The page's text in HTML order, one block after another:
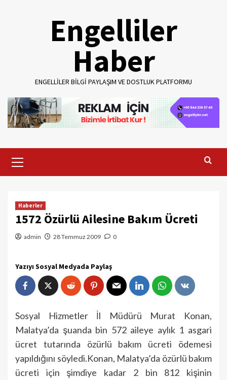
Engelliler
Haber
ENGELLILER BILGI PAYLAŞIM VE DOSTLUK PLATFORMU
Menu
Haberler
1572 Özürlü Ailesine Bakım Ücreti
admin 28 Temmuz 2009 0
Yazıyı Sosyal Medyada Paylaş
Sosyal Hizmetler İl Müdürü Murat Konan,
Malatya’da şuanda bin 572 aileye aylık 1 asgari
ücret tutarında özürlü bakım ücreti ödemesi
yapıldığını söyledi.Konan, Malatya’da özürlü bakım
ücreti için şimdiye kadar 2 bin 812 kişinin